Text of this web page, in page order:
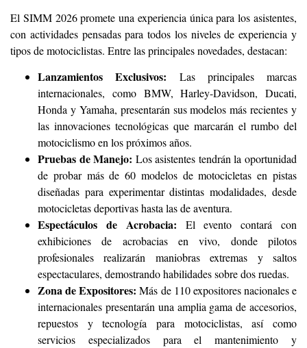
El SIMM 2026 promete una experiencia única para los asistentes,
con actividades pensadas para todos los niveles de experiencia y
tipos de motociclistas. Entre las principales novedades, destacan:
Lanzamientos Exclusivos: Las principales marcas
internacionales, como BMW, Harley-Davidson, Ducati,
Honda y Yamaha, presentarán sus modelos más recientes y
las innovaciones tecnológicas que marcarán el rumbo del
motociclismo en los próximos años.
Pruebas de Manejo: Los asistentes tendrán la oportunidad
de probar más de 60 modelos de motocicletas en pistas
diseñadas para experimentar distintas modalidades, desde
motocicletas deportivas hasta las de aventura.
Espectáculos de Acrobacia: El evento contará con
exhibiciones de acrobacias en vivo, donde pilotos
profesionales realizarán maniobras extremas y saltos
espectaculares, demostrando habilidades sobre dos ruedas.
Zona de Expositores: Más de 110 expositores nacionales e
internacionales presentarán una amplia gama de accesorios,
repuestos y tecnología para motociclistas, así como
servicios especializados para el mantenimiento y